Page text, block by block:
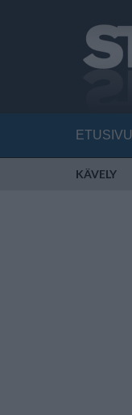
ETUSIVU
KÄVELY